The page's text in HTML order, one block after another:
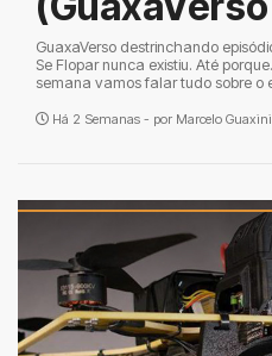
GuaxaVerso destrinchando
Se Flopar nunca existiu. Até
semana vamos falar tudo sobre o
Há 2 Semanas - por Marcelo